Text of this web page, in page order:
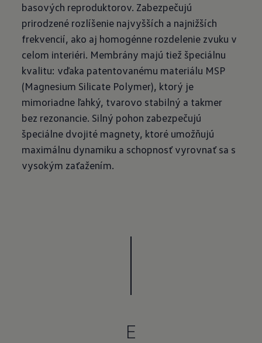
basových reproduktorov. Zabezpečujú
prirodzené rozlíšenie najvyšších a najnižších
frekvencií, ako aj homogénne rozdelenie zvuku v
celom interiéri. Membrány majú tiež špeciálnu
kvalitu: vďaka patentovanému materiálu MSP
(Magnesium Silicate Polymer), ktorý je
mimoriadne ľahký, tvarovo stabilný a takmer
bez rezonancie. Silný pohon zabezpečujú
špeciálne dvojité magnety, ktoré umožňujú
maximálnu dynamiku a schopnosť vyrovnať sa s
vysokým zaťažením.
E